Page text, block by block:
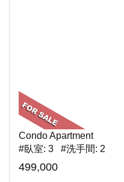
Condo Apartment
#臥室: 3 #洗手間: 2
499,000